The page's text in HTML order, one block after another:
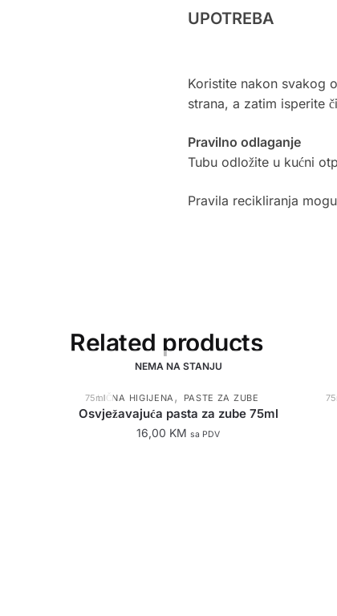
UPOTREBA
Koristite nakon svakog
strana, a zatim isperite
Pravilno odlaganje
Tubu odložite u kućni
Pravila recikliranja
Related products
75ml
NEMA NA STANJU
LIČNA HIGIJENA , PASTE ZA ZUBE
Osvježavajuća pasta za zube 75ml
16,00 KM sa PDV